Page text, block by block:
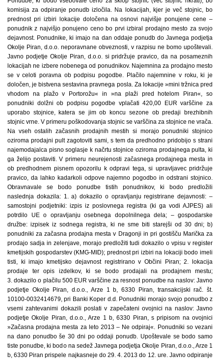
komisija za odpiranje ponudb izločila. Na lokacijah, kjer je več stojnic, bo
prednost pri izbiri lokacije določena na osnovi najvišje ponujene cene –
ponudnik z najvišjo ponujeno ceno bo prvi izbiral prodajno mesto za svojo
dejavnost. Ponudnike, ki imajo na dan oddaje ponudb do Javnega podjetja
Okolje Piran, d.o.o. neporavnane obveznosti, v razpisu ne bomo upoštevali.
Javno podjetje Okolje Piran, d.o.o. si pridržuje pravico, da na posameznih
lokacijah ne izbere nobenega od ponudnikov. Najemnina za prodajno mesto
se v celoti poravna ob podpisu pogodbe. Plačilo najemnine v roku, ki je
določen, je bistvena sestavina pravnega posla. Za lokacije »mini tržnica pred
vhodom na plažo v Portorožu« in »na plaži pred hotelom Piran«, so
ponudniki dolžni ob podpisu pogodbe vplačati 420,00 EUR varščine za
uporabo stojnice, katera se jim ob koncu sezone ob predaji brezhibnih
stojnic vrne. V primeru poškodovanja stojnic se varščina za stojnice ne vrača.
Na vseh ostalih začasnih prodajnih mestih si morajo ponudniki stojnico
oziroma prodajni pult zagotoviti sami, s tem da predhodno pridobijo s strani
najemodajalca pisno soglasje k načrtu stojnice oziroma prodajnega pulta, ki
ga želijo postaviti. V primeru neurejenosti začasnega prodajnega mesta in
ob predhodnem pisnem opozorilu k odpravi tega, si upravljavec pridržuje
pravico, da lahko kadarkoli odpove najemno pogodbo in odstrani stojnico.
Obravnavale se bodo ponudbe tistih ponudnikov, ki bodo predložili
naslednja dokazila: 1. a) dokazilo o opravljanju registrirane dejavnosti: –
samostojni podjetniki: izpis iz poslovnega registra (ki ga vodi AJPES) ali
potrdilo UE o opravljanju osebnega dopolnilnega dela; – gospodarske
družbe: izpisek iz sodnega registra, ki ne sme biti starejši od 30 dni; b)
ponudniki za začasna prodajna mesta v Dragonji in pri gostišču Marička za
prodajo sadja in zelenjave, morajo predložiti tudi dokazilo o vpisu v register
kmetijskih gospodarstev (KMG-MID); prednost pri izbiri na lokaciji bodo imeli
tisti, ki imajo kmetijsko dejavnost registrirano v Občini Piran; 2. lokacija
prodaje ter opis izdelkov, ki se bodo prodajali na prodajnem mestu;
3. dokazilo o plačilu 500 EUR varščine za resnost ponudbe na naslov: Javno
podjetje Okolje Piran, d.o.o., Arze 1 b, 6330 Piran, transakcijski rač. št.
10100-0032414679, pri Banki Koper d.d. Ponudniki morajo svojo ponudbo z
vsemi zahtevanimi dokazili poslati v zapečateni ovojnici na naslov: Javno
podjetje Okolje Piran, d.o.o., Arze 1 b, 6330 Piran, s pripisom na ovojnici
»Začasna prodajna mesta za leto 2013 – Ne odpiraj«. Ponudniki so vezani
na dano ponudbo še 30 dni po oddaji ponudb. Upoštevale se bodo samo
tiste ponudbe, ki bodo na sedež Javnega podjetja Okolje Piran, d.o.o., Arze 1
b, 6330 Piran prispele najkasneje do 29. 4. 2013 do 12. ure. Javno odpiranje